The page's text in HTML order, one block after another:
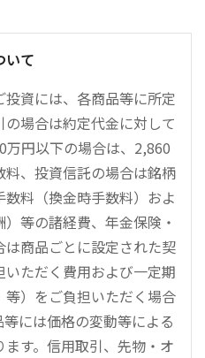
いて
資には、各商品等に所定
場合は約定代金に対して
万円以下の場合は、2,860
、投資信託の場合は銘柄
料（換金時手数料）およ
等の諸経費、年金保険・
商品ごとに設定された契
ただく費用および一定期
）をご負担いただく場合
には価格の変動等による
す。信用取引、先物・オ